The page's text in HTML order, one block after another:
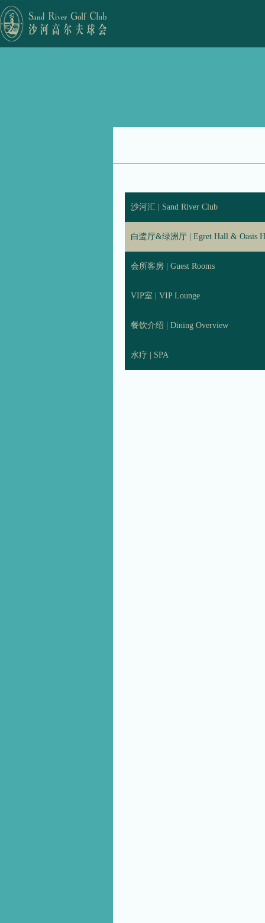
沙河汇 | Sand River Club
白鹭厅&绿洲厅 | Egret Hall & Oasis
会所客房 | Guest Rooms
VIP室 | VIP Lounge
餐饮介绍 | Dining Overview
水疗 | SPA